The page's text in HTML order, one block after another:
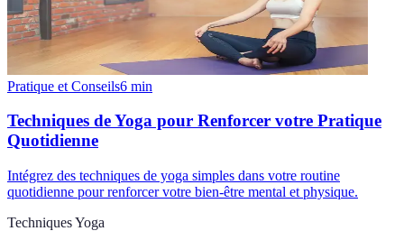
Pratique et Conseils6 min
Techniques de Yoga pour Renforcer votre Pratique
Quotidienne
Intégrez des techniques de yoga simples dans votre routine
quotidienne pour renforcer votre bien-être mental et physique.
Techniques Yoga